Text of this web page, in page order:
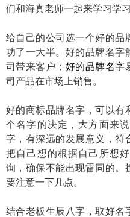
们和海真老师一起来学习学习
给自己的公司选一个好的品
功了一大半。好的品牌名字
司带来客户； 好的品牌名字
司产品在市场上销售。
好的商标品牌名字，可以有
个名字的决定，大方面来
字，有深远的发展意义，符
把自己想的根据自己所想
询，确保不能出现雷同的。
要注意一下几点。
结合老板生辰八字，取好名